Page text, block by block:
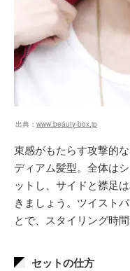
出典： www.beauty-box.jp
束感がもたらす攻撃的
ディアム髪型。全体は
ットし、サイドと襟足
きましょう。ツイスト
とで、スタイリング時
セットの仕方